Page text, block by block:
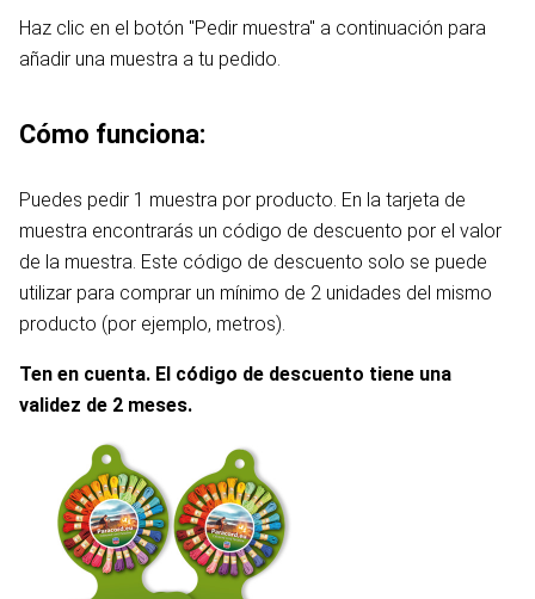
Haz clic en el botón "Pedir muestra" a continuación para
añadir una muestra a tu pedido.
Cómo funciona:
Puedes pedir 1 muestra por producto. En la tarjeta de
muestra encontrarás un código de descuento por el valor
de la muestra. Este código de descuento solo se puede
utilizar para comprar un mínimo de 2 unidades del mismo
producto (por ejemplo, metros).
Ten en cuenta. El código de descuento tiene una
validez de 2 meses.